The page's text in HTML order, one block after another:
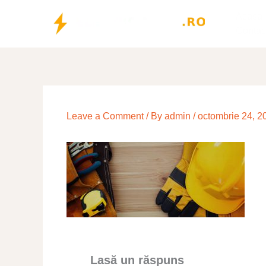
Leave a Comment / By admin /octombrie 24,
Lasă un răspuns